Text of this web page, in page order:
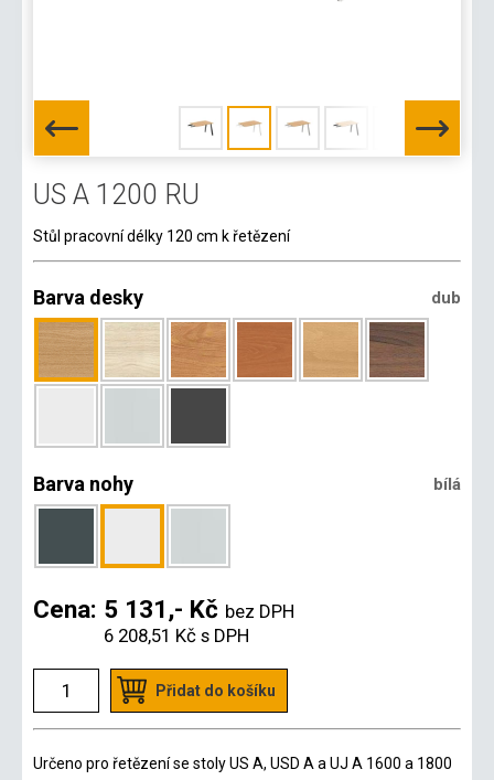
US A 1200 RU
Stůl pracovní délky 120 cm k řetězení
Barva desky dub
Barva nohy bílá
Cena: 5 131,- Kč bez DPH
6 208,51 Kč s DPH
Přidat do košíku
Určeno pro řetězení se stoly US A, USD A a UJ A 1600 a 1800